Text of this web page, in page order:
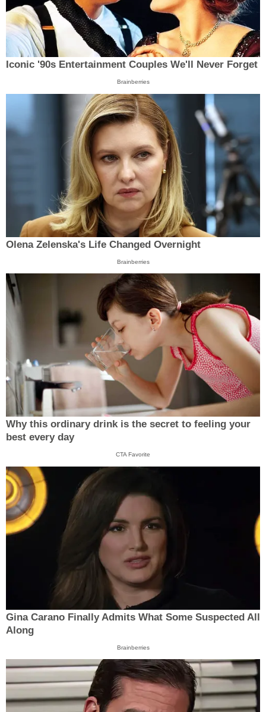
Iconic '90s Entertainment Couples We'll Never Forget
Brainberries
Olena Zelenska's Life Changed Overnight
Brainberries
Why this ordinary drink is the secret to feeling your
best every day
CTA Favorite
Gina Carano Finally Admits What Some Suspected All
Along
Brainberries